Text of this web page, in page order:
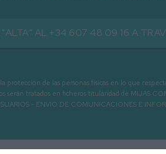
"ALTA" AL +34 607 48 09 16 A
de las personas físicas en lo que
tratados en ficheros titularidad de MIJAS
- ENVIO DE COMUNICACIONES E